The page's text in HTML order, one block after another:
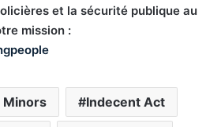
et la sécurité publique au
mission :
Minors Indecent Act